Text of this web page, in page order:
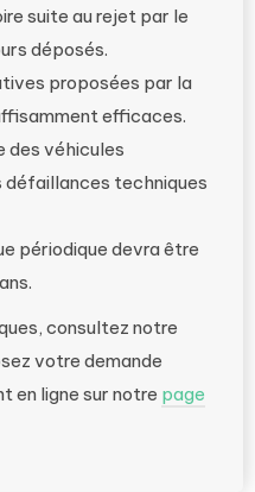
suite au rejet par le
déposés.
proposées par la
efficaces.
des véhicules
techniques
périodique devra être
consultez notre
votre demande
en ligne sur notre page